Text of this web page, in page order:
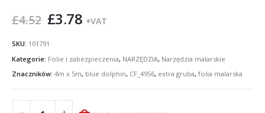
£4.52 Pierwotna
wynosiła:
£4.52.
£3.78Aktualna
£3.78.
+VAT
SKU: 101791
Kategorie: Folie i zabezpieczenia, NARZĘDZIA, Narzędzia malarskie
Znaczników: 4m x 5m, blue dolphin, CF_4956, extra gruba, folia malarska